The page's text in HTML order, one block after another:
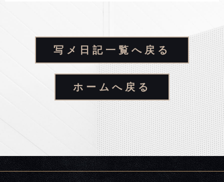
写メ日記一覧へ戻る
ホームへ戻る